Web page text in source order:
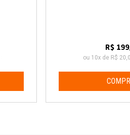
R$
ou 10x de R$